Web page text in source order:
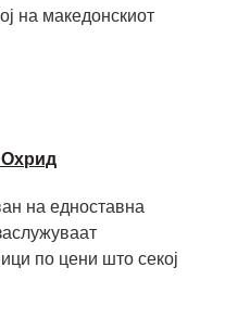
на македонскиот
Охрид
на едноставна
по цени што секој